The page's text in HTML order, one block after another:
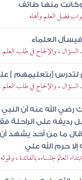
وكانت منها طائف
فضل العلم وأهله
العلماء
، والإلحاح في طلب
لتدرس [بتعليمهم ]
، والإلحاح في طلب
رضي الله عنه أن
على الراحلة
ما من أحد يشهد أن لا
حرم الله علي
العالم جلساءه بالفائدة ،